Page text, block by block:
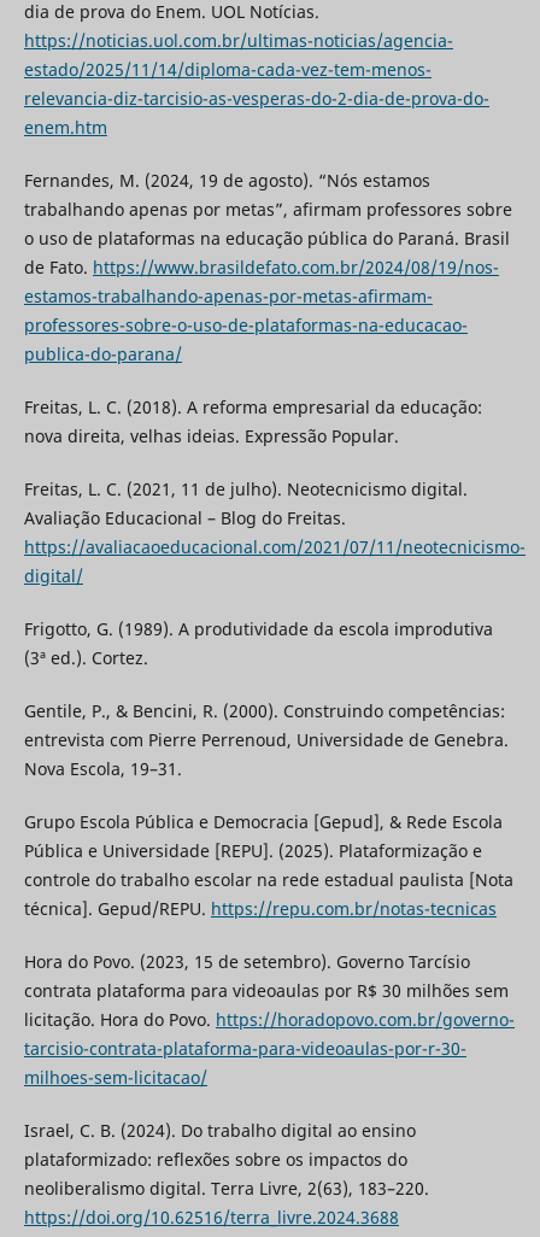
dia de prova do Enem. UOL Notícias.
https://noticias.uol.com.br/ultimas-noticias/agencia-
estado/2025/11/14/diploma-cada-vez-tem-menos-
relevancia-diz-tarcisio-as-vesperas-do-2-dia-de-prova-do-
enem.htm
Fernandes, M. (2024, 19 de agosto). “Nós estamos
trabalhando apenas por metas”, afirmam professores sobre
o uso de plataformas na educação pública do Paraná. Brasil
de Fato. https://www.brasildefato.com.br/2024/08/19/nos-
estamos-trabalhando-apenas-por-metas-afirmam-
professores-sobre-o-uso-de-plataformas-na-educacao-
publica-do-parana/
Freitas, L. C. (2018). A reforma empresarial da educação:
nova direita, velhas ideias. Expressão Popular.
Freitas, L. C. (2021, 11 de julho). Neotecnicismo digital.
Avaliação Educacional – Blog do Freitas.
https://avaliacaoeducacional.com/2021/07/11/neotecnicismo-
digital/
Frigotto, G. (1989). A produtividade da escola improdutiva
(3ª ed.). Cortez.
Gentile, P., & Bencini, R. (2000). Construindo competências:
entrevista com Pierre Perrenoud, Universidade de Genebra.
Nova Escola, 19–31.
Grupo Escola Pública e Democracia [Gepud], & Rede Escola
Pública e Universidade [REPU]. (2025). Plataformização e
controle do trabalho escolar na rede estadual paulista [Nota
técnica]. Gepud/REPU. https://repu.com.br/notas-tecnicas
Hora do Povo. (2023, 15 de setembro). Governo Tarcísio
contrata plataforma para videoaulas por R$ 30 milhões sem
licitação. Hora do Povo. https://horadopovo.com.br/governo-
tarcisio-contrata-plataforma-para-videoaulas-por-r-30-
milhoes-sem-licitacao/
Israel, C. B. (2024). Do trabalho digital ao ensino
plataformizado: reflexões sobre os impactos do
neoliberalismo digital. Terra Livre, 2(63), 183–220.
https://doi.org/10.62516/terra_livre.2024.3688